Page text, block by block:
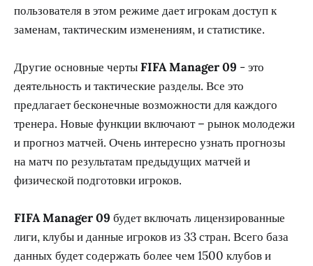
пользователя в этом режиме дает игрокам доступ к
заменам, тактическим изменениям, и статистике.
Другие основные чертыFIFA Manager 09 - это
деятельность и тактические разделы. Все это
предлагает бесконечные возможности для каждого
тренера. Новые функции включают – рынок молодежи
и прогноз матчей. Очень интересно узнать прогнозы
на матч по результатам предыдущих матчей и
физической подготовки игроков.
FIFA Manager 09 будет включать лицензированные
лиги, клубы и данные игроков из 33 стран. Всего база
данных будет содержать более чем 1500 клубов и